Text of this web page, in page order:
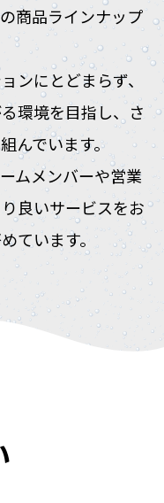
商品ラインナップ
ンにとどまらず、
環境を目指し、さ
んでいます。
ムメンバーや営業
良いサービスをお
ています。